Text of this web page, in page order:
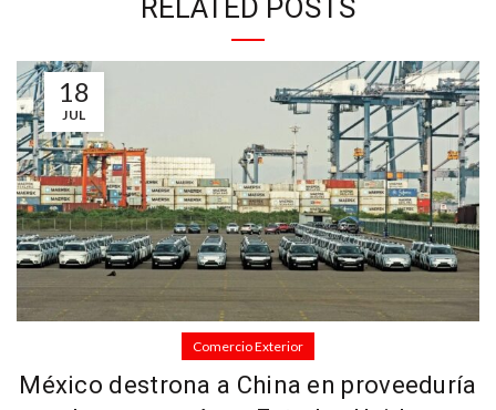
RELATED POSTS
18
JUL
Comercio Exterior
México destrona a China en proveeduría